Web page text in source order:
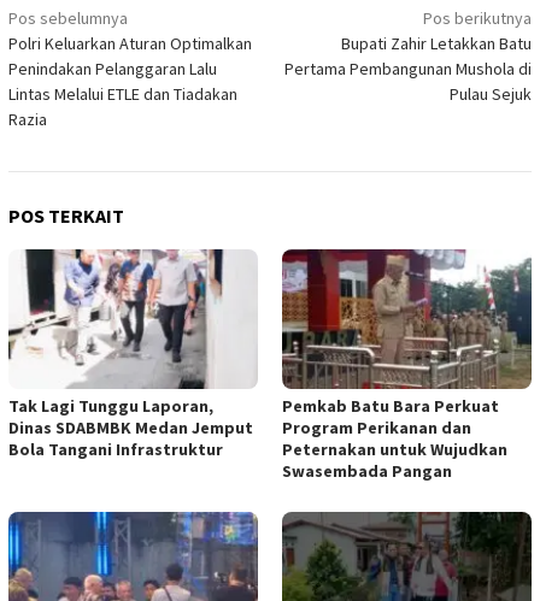
Navigasi
pos
Pos sebelumnya
Polri Keluarkan Aturan Optimalkan
Penindakan Pelanggaran Lalu
Lintas Melalui ETLE dan Tiadakan
Razia
Pos berikutnya
Bupati Zahir Letakkan Batu
Pertama Pembangunan Mushola di
Pulau Sejuk
POS TERKAIT
Tak Lagi Tunggu Laporan,
Dinas SDABMBK Medan Jemput
Bola Tangani Infrastruktur
Pemkab Batu Bara Perkuat
Program Perikanan dan
Peternakan untuk Wujudkan
Swasembada Pangan